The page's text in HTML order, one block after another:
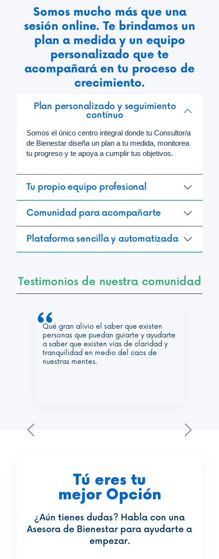
Somos mucho más que una
sesión online. Te brindamos un
plan a medida y un equipo
personalizado que te
acompañará en tu proceso de
crecimiento.
Plan personalizado y seguimiento
contínuo
Somos el único centro integral donde tu Consultor/a
de Bienestar diseña un plan a tu medida, monitorea
tu progreso y te apoya a cumplir tus objetivos.
Tu propio equipo profesional
Comunidad para acompañarte
Plataforma sencilla y automatizada
Testimonios de nuestra comunidad
que existen
guiarte y ayudarte
de claridad y
del caos de
Me gustó mucho que además
sesiones tengo a una persona
ayuda a mantenerme
abandonar mis objetivos. Me
Previous Next
Tú eres tu
mejor Opción
¿Aún tienes dudas? Habla con una
Asesora de Bienestar para ayudarte a
empezar.